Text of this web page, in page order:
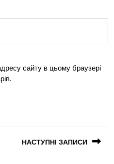
сайту в цьому браузері
НАСТУПНІ ЗАПИСИ